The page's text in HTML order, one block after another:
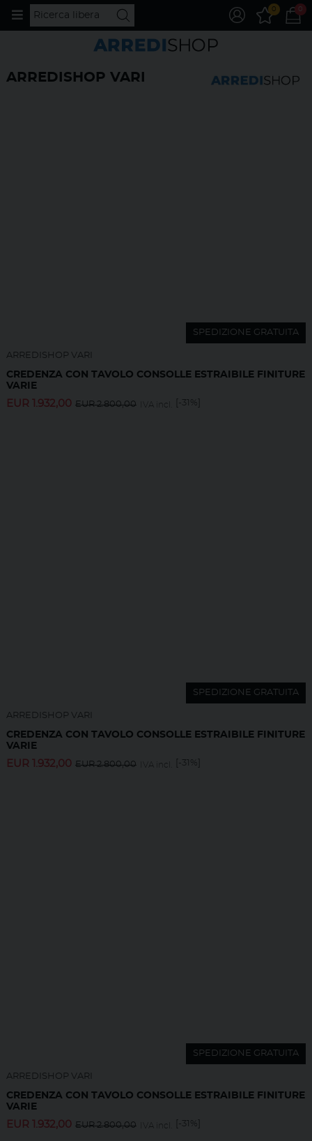
0
0
ARREDISHOP VARI
SPEDIZIONE GRATUITA
ARREDISHOP VARI
CREDENZA CON TAVOLO CONSOLLE ESTRAIBILE FINITURE
VARIE
EUR 1.932,00 EUR2.800,00 IVA incl. [-31%]
SPEDIZIONE GRATUITA
ARREDISHOP VARI
CREDENZA CON TAVOLO CONSOLLE ESTRAIBILE FINITURE
VARIE
EUR 1.932,00 EUR2.800,00 IVA incl. [-31%]
SPEDIZIONE GRATUITA
ARREDISHOP VARI
CREDENZA CON TAVOLO CONSOLLE ESTRAIBILE FINITURE
VARIE
EUR 1.932,00 EUR2.800,00 IVA incl. [-31%]